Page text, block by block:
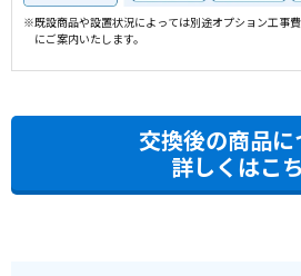
※既設商品や設置状況によっては別途オプション工事
にご案内いたします。
交換後の商品に
詳しくはこ